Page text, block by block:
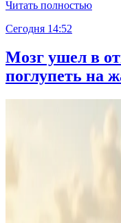
Читать полностью
Сегодня 14:52
Мозг ушел в
поглупеть на